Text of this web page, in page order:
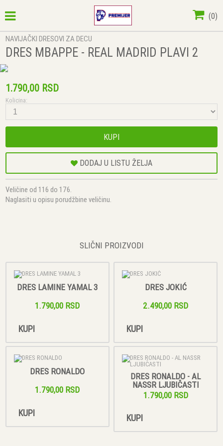
(0)
NAVIJAČKI DRESOVI ZA DECU
DRES MBAPPE - REAL MADRID PLAVI 2
1.790,00 RSD
Kolicina:
KUPI
DODAJ U LISTU ŽELJA
Veličine od 116 do 176.
Naglasiti u opisu porudžbine veličinu.
SLIČNI PROIZVODI
DRES LAMINE YAMAL 3
1.790,00 RSD
KUPI
DRES JOKIĆ
2.490,00 RSD
KUPI
DRES RONALDO
1.790,00 RSD
KUPI
DRES RONALDO - AL
NASSR LJUBIČASTI
1.790,00 RSD
KUPI